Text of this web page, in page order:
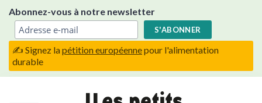
content
Abonnez-vous à notre newsletter
✍️ Signez lapétition européennepour l'alimentation
durable